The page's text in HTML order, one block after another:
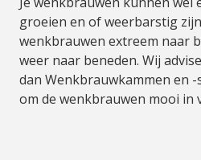
groeien en of weerbarstig
wenkbrauwen extreem naar
weer naar beneden. Wij
dan Wenkbrauwkammen en
om de wenkbrauwen mooi in